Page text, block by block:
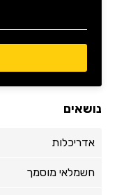
נושאים
אדריכלות
חשמלאי מוסמך